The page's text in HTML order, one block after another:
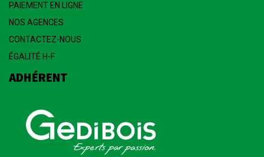
PAIEMENT EN LIGNE
NOS AGENCES
CONTACTEZ-NOUS
ÉGALITÉ H-F
ADHÉRENT